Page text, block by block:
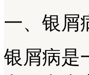
一、银屑
银屑病是